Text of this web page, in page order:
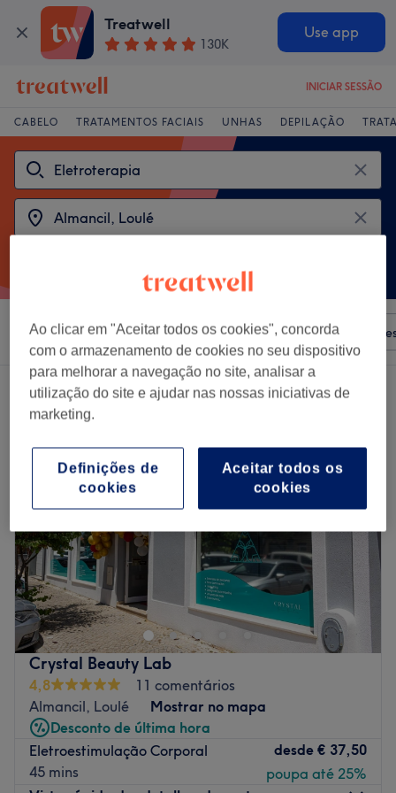
Treatwell
130K
Use app
INICIAR SESSÃO
CABELO TRATAMENTOS FACIAIS UNHAS DEPILAÇÃO
Ordenar por Qualquer preço Salões Ofertas
2 centros que oferecem: eletroterapia perto Almancil, Loulé
Crystal Beauty Lab
4,8
11 comentários
Almancil, Loulé
Mostrar no mapa
Desconto de última hora
Eletroestimulação Corporal
45 mins
desde € 37,50
poupa até 25%
Ao clicar em "Aceitar todos os cookies", concorda
com o armazenamento de cookies no seu dispositivo
para melhorar a navegação no site, analisar a
utilização do site e ajudar nas nossas iniciativas de
marketing.
Aceitar todos os
cookies
Definições de
cookies